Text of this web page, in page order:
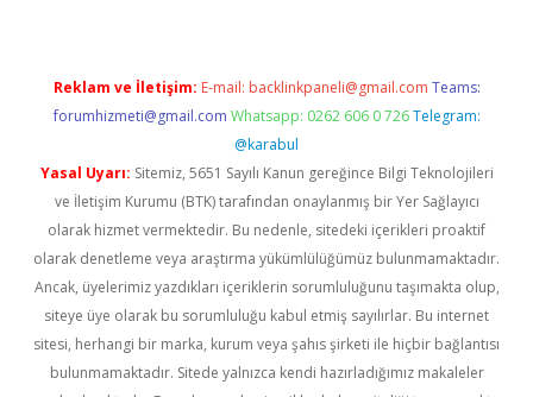
Reklam ve İletişim: E-mail: backlinkpaneli@gmail.com Teams:
forumhizmeti@gmail.com Whatsapp: 0262 606 0 726 Telegram:
@karabul
Yasal Uyarı: Sitemiz, 5651 Sayılı Kanun gereğince Bilgi Teknolojileri
ve İletişim Kurumu (BTK) tarafından onaylanmış bir Yer Sağlayıcı
olarak hizmet vermektedir. Bu nedenle, sitedeki içerikleri proaktif
olarak denetleme veya araştırma yükümlülüğümüz bulunmamaktadır.
Ancak, üyelerimiz yazdıkları içeriklerin sorumluluğunu taşımakta olup,
siteye üye olarak bu sorumluluğu kabul etmiş sayılırlar. Bu internet
sitesi, herhangi bir marka, kurum veya şahıs şirketi ile hiçbir bağlantısı
bulunmamaktadır. Sitede yalnızca kendi hazırladığımız makaleler